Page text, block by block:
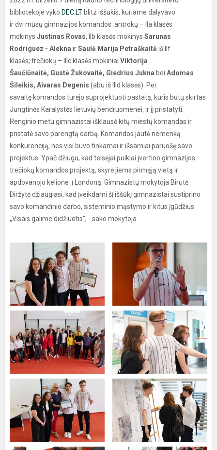
bibliotekoje vyko DEC.LT blitz iššūkis, kuriame dalyvavo
ir dvi mūsų gimnazijos komandos: antrokų – IIa klasės
mokinys Justinas Rovas, IIb klasės mokinys Sarunas
Rodriguez - Alekna irSaulė Marija Petraškaitėiš IIf
klasės; trečiokų – IIIc klasės mokiniai Viktorija
Šaučiūnaitė, Gustė Žukovaitė, Giedrius Jukna bei Adomas
Šileikis, Aivaras Degenis (abu iš IIId klasės). Per
savaitę komandos turėjo suprojektuoti pastatą, kuris būtų skirtas
Jungtinės Karalystės lietuvių bendruomenei, ir jį pristatyti.
Renginio metu gimnazistai išklausė kitų miestų komandas ir
pristatė savo parengtą darbą. Komandos jautė nemenką
konkurenciją, nes visi buvo tinkamai ir išsamiai paruošę savo
projektus. Ypač džiugu, kad teisėjai puikiai įvertino gimnazijos
trečiokų komandos projektą, skyrė jiems pirmąją vietą ir
apdovanojo kelione į Londoną. Gimnazistų mokytoja Birutė
Diržytė džiaugiasi, kad įveikdami šį iššūkį gimnazistai sustiprino
savo komandinio darbo, sisteminio mąstymo ir kitus įgūdžius.
„Visais galime didžiuotis“, - sako mokytoja.